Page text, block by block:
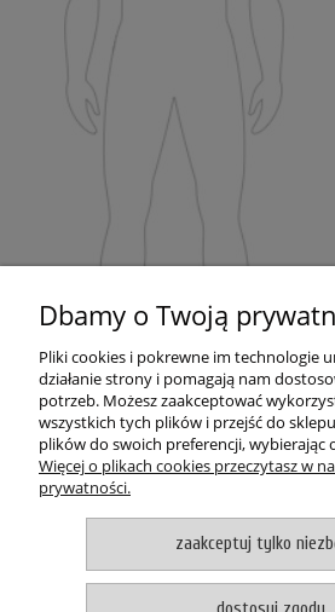
POMOC
MOJE KONTO
PŁATNOŚCI I
pokaż pełną wersję
Dbamy o Twoją
Pliki cookies i pokrewne im technologie
działanie strony i pomagają nam
potrzeb. Możesz zaakceptować
wszystkich tych plików i przejść do
plików do swoich preferencji, wybierając
Więcej o plikach cookies przeczytasz w
prywatności.
zaakceptuj tylko